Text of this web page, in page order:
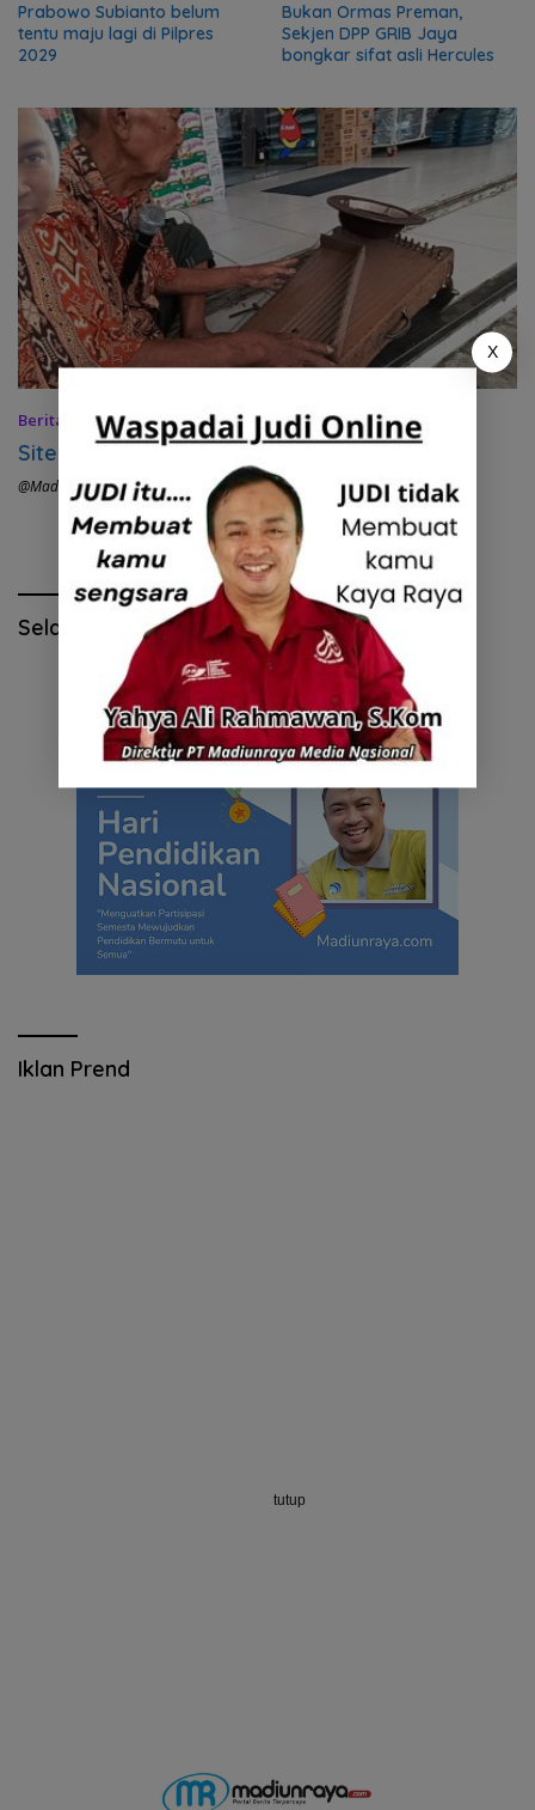
Prabowo Subianto belum
tentu maju lagi di Pilpres
2029
Bukan Ormas Preman,
Sekjen DPP GRIB Jaya
bongkar sifat asli Hercules
Berita Features,Headline,Jatim, Ponorogo 15 April 2022
Siter, Gitar Jawa yang Terancam Punah
@madiunraya.com,#Ponorogo Hits
Selamat Hari Pendidikan Nasional
Iklan Prend
tutup
X